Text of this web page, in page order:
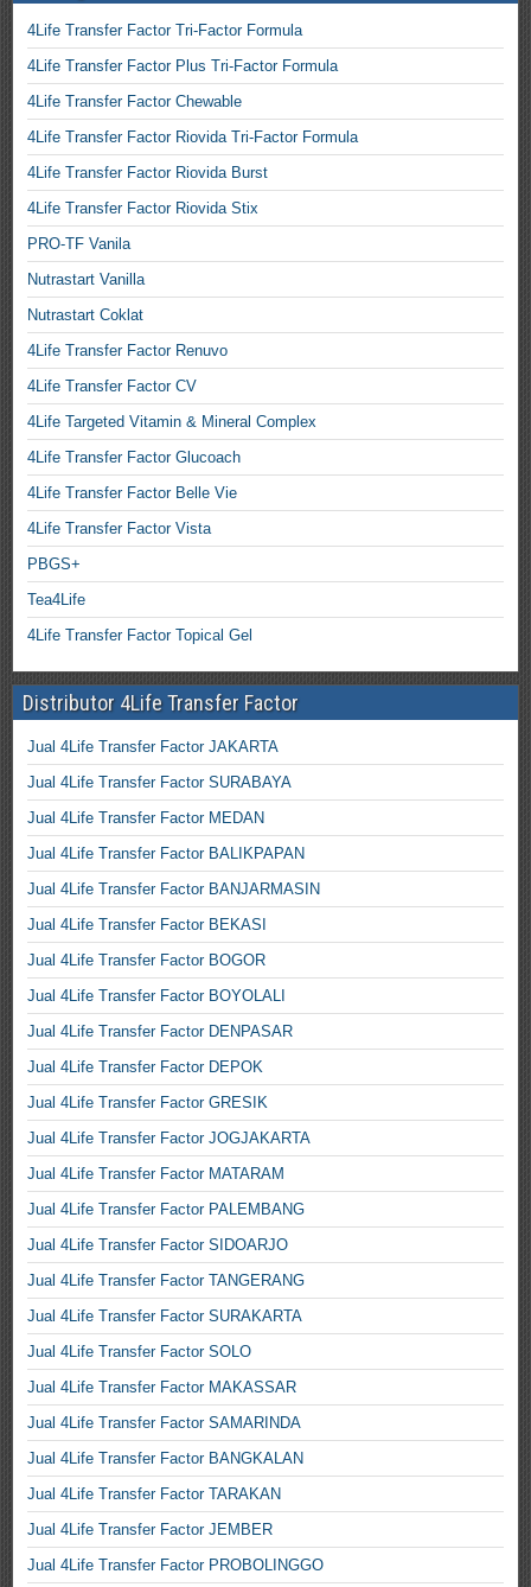
4Life Transfer Factor Tri-Factor Formula
4Life Transfer Factor Plus Tri-Factor Formula
4Life Transfer Factor Chewable
4Life Transfer Factor Riovida Tri-Factor Formula
4Life Transfer Factor Riovida Burst
4Life Transfer Factor Riovida Stix
PRO-TF Vanila
Nutrastart Vanilla
Nutrastart Coklat
4Life Transfer Factor Renuvo
4Life Transfer Factor CV
4Life Targeted Vitamin & Mineral Complex
4Life Transfer Factor Glucoach
4Life Transfer Factor Belle Vie
4Life Transfer Factor Vista
PBGS+
Tea4Life
4Life Transfer Factor Topical Gel
Distributor 4Life Transfer Factor
Jual 4Life Transfer Factor JAKARTA
Jual 4Life Transfer Factor SURABAYA
Jual 4Life Transfer Factor MEDAN
Jual 4Life Transfer Factor BALIKPAPAN
Jual 4Life Transfer Factor BANJARMASIN
Jual 4Life Transfer Factor BEKASI
Jual 4Life Transfer Factor BOGOR
Jual 4Life Transfer Factor BOYOLALI
Jual 4Life Transfer Factor DENPASAR
Jual 4Life Transfer Factor DEPOK
Jual 4Life Transfer Factor GRESIK
Jual 4Life Transfer Factor JOGJAKARTA
Jual 4Life Transfer Factor MATARAM
Jual 4Life Transfer Factor PALEMBANG
Jual 4Life Transfer Factor SIDOARJO
Jual 4Life Transfer Factor TANGERANG
Jual 4Life Transfer Factor SURAKARTA
Jual 4Life Transfer Factor SOLO
Jual 4Life Transfer Factor MAKASSAR
Jual 4Life Transfer Factor SAMARINDA
Jual 4Life Transfer Factor BANGKALAN
Jual 4Life Transfer Factor TARAKAN
Jual 4Life Transfer Factor JEMBER
Jual 4Life Transfer Factor PROBOLINGGO